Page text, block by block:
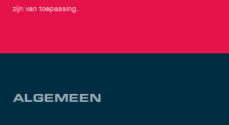
zijn van toepassing.
ALGEMEEN